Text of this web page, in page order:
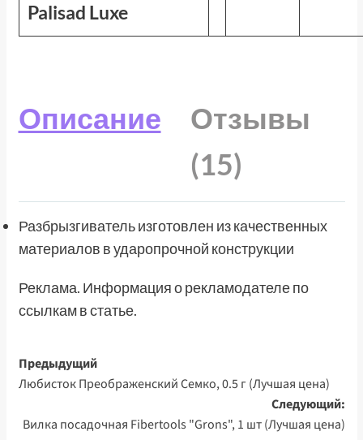
Palisad Luxe
Описание
Отзывы
(15)
Разбрызгиватель изготовлен из качественных
материалов в ударопрочной конструкции
Реклама. Информация о рекламодателе по
ссылкам в статье.
Навигация
записи
Предыдущий
Любисток Преображенский Семко, 0.5 г (Лучшая цена)
Следующий:
Вилка посадочная Fibertools "Grons", 1 шт (Лучшая цена)